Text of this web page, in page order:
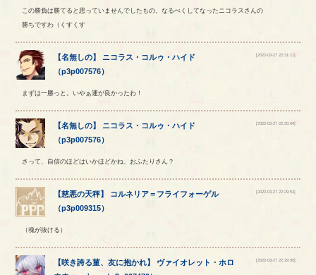
この勝負は勝てると思っていませんでしたもの。なるべくしてなったニコラスさんの
勝ちですわ（くすくす
【名無しの】 ニコラス ・ コルゥ ・ハイド
（p3p007576）
[2022-03-27 22:31:11]
まずは一勝っと。いやぁ運が良かったわ！
【名無しの】 ニコラス ・ コルゥ ・ハイド
（p3p007576）
[2022-03-27 22:30:04]
さって、自信のほどはいかほどかね、おふたりさん？
【慈悪の天秤】 コルネリア＝ フライフォーゲル
（p3p009315）
[2022-03-27 22:29:53]
（魂が抜ける）
【咲き誇る菫、友に抱かれ】 ヴァイオレット ・ホロ
[2022-03-27 22:29:50]